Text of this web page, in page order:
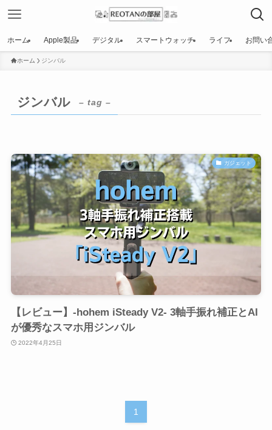
ホーム Apple製品 デジタル スマートウォッチ ライフ お問い
ホーム ジンバル
ジンバル – tag –
ガジェット
【レビュー】-hohem iSteady V2- 3軸手振れ補正とAI
が優秀なスマホ用ジンバル
2022年4月25日
1